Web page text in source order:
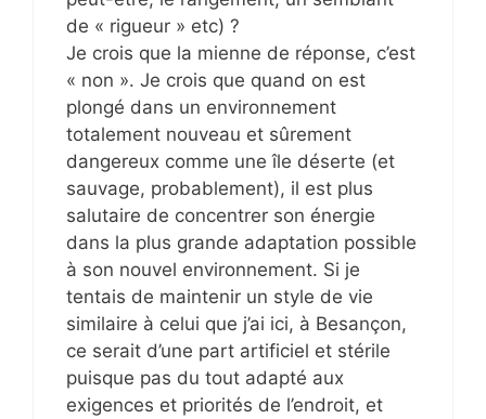
de « rigueur » etc) ?
Je crois que la mienne de réponse, c’est
« non ». Je crois que quand on est
plongé dans un environnement
totalement nouveau et sûrement
dangereux comme une île déserte (et
sauvage, probablement), il est plus
salutaire de concentrer son énergie
dans la plus grande adaptation possible
à son nouvel environnement. Si je
tentais de maintenir un style de vie
similaire à celui que j’ai ici, à Besançon,
ce serait d’une part artificiel et stérile
puisque pas du tout adapté aux
exigences et priorités de l’endroit, et